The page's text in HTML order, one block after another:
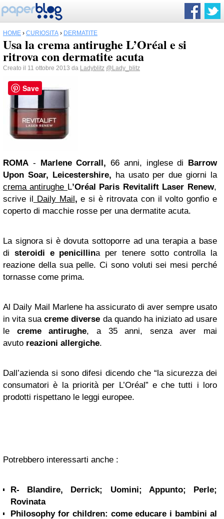
HOME › CURIOSITÀ › DERMATITE
Usa la crema antirughe L’Oréal e si
ritrova con dermatite acuta
Creato il 11 ottobre 2013 da Ladyblitz @Lady_blitz
ROMA - Marlene Corrall, 66 anni, inglese di Barrow
Upon Soar, Leicestershire, ha usato per due giorni la
crema antirughe L’Oréal Paris Revitalift Laser Renew,
scrive il Daily Mail, e si è ritrovata con il volto gonfio e
coperto di macchie rosse per una dermatite acuta.
La signora si è dovuta sottoporre ad una terapia a base
di steroidi e penicillina per tenere sotto controlla la
reazione della sua pelle. Ci sono voluti sei mesi perché
tornasse come prima.
Al Daily Mail Marlene ha assicurato di aver sempre usato
in vita suacreme diverse da quando ha iniziato ad usare
le creme antirughe, a 35 anni, senza aver mai
avuto reazioni allergiche.
Dall’azienda si sono difesi dicendo che “la sicurezza dei
consumatori è la priorità per L’Oréal” e che tutti i loro
prodotti rispettano le leggi europee.
Potrebbero interessarti anche :
R- Blandire, Derrick; Uomini; Appunto; Perle;
Rovinata
Philosophy for children: come educare i bambini al
Save